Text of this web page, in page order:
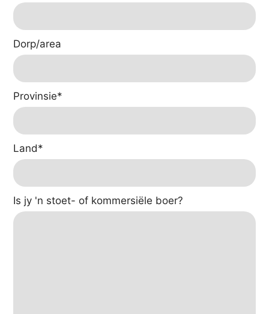
Dorp/area
Provinsie*
Land*
Is jy 'n stoet- of kommersiële boer?